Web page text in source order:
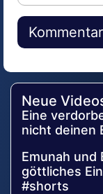
Alternative:
Neue
Eine
nicht deinen
Emunah und
göttliches
#shorts